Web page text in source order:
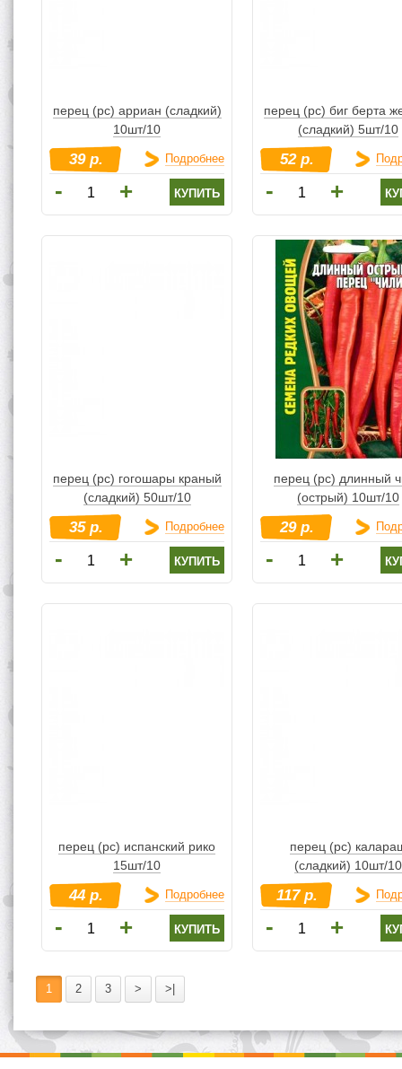
перец (рс) арриан (сладкий)
10шт/10
39 р. Подробнее
- + купить
перец (рс) биг берта
(сладкий) 5шт/10
52 р.
- +
перец (рс) гогошары краный
(сладкий) 50шт/10
35 р. Подробнее
- + купить
перец (рс) длинный
(острый) 10шт/10
29 р.
- +
перец (рс) испанский рико
15шт/10
44 р. Подробнее
- + купить
перец (рс)
(сладкий) 10шт/10
117 р.
- +
1 2 3 > >|